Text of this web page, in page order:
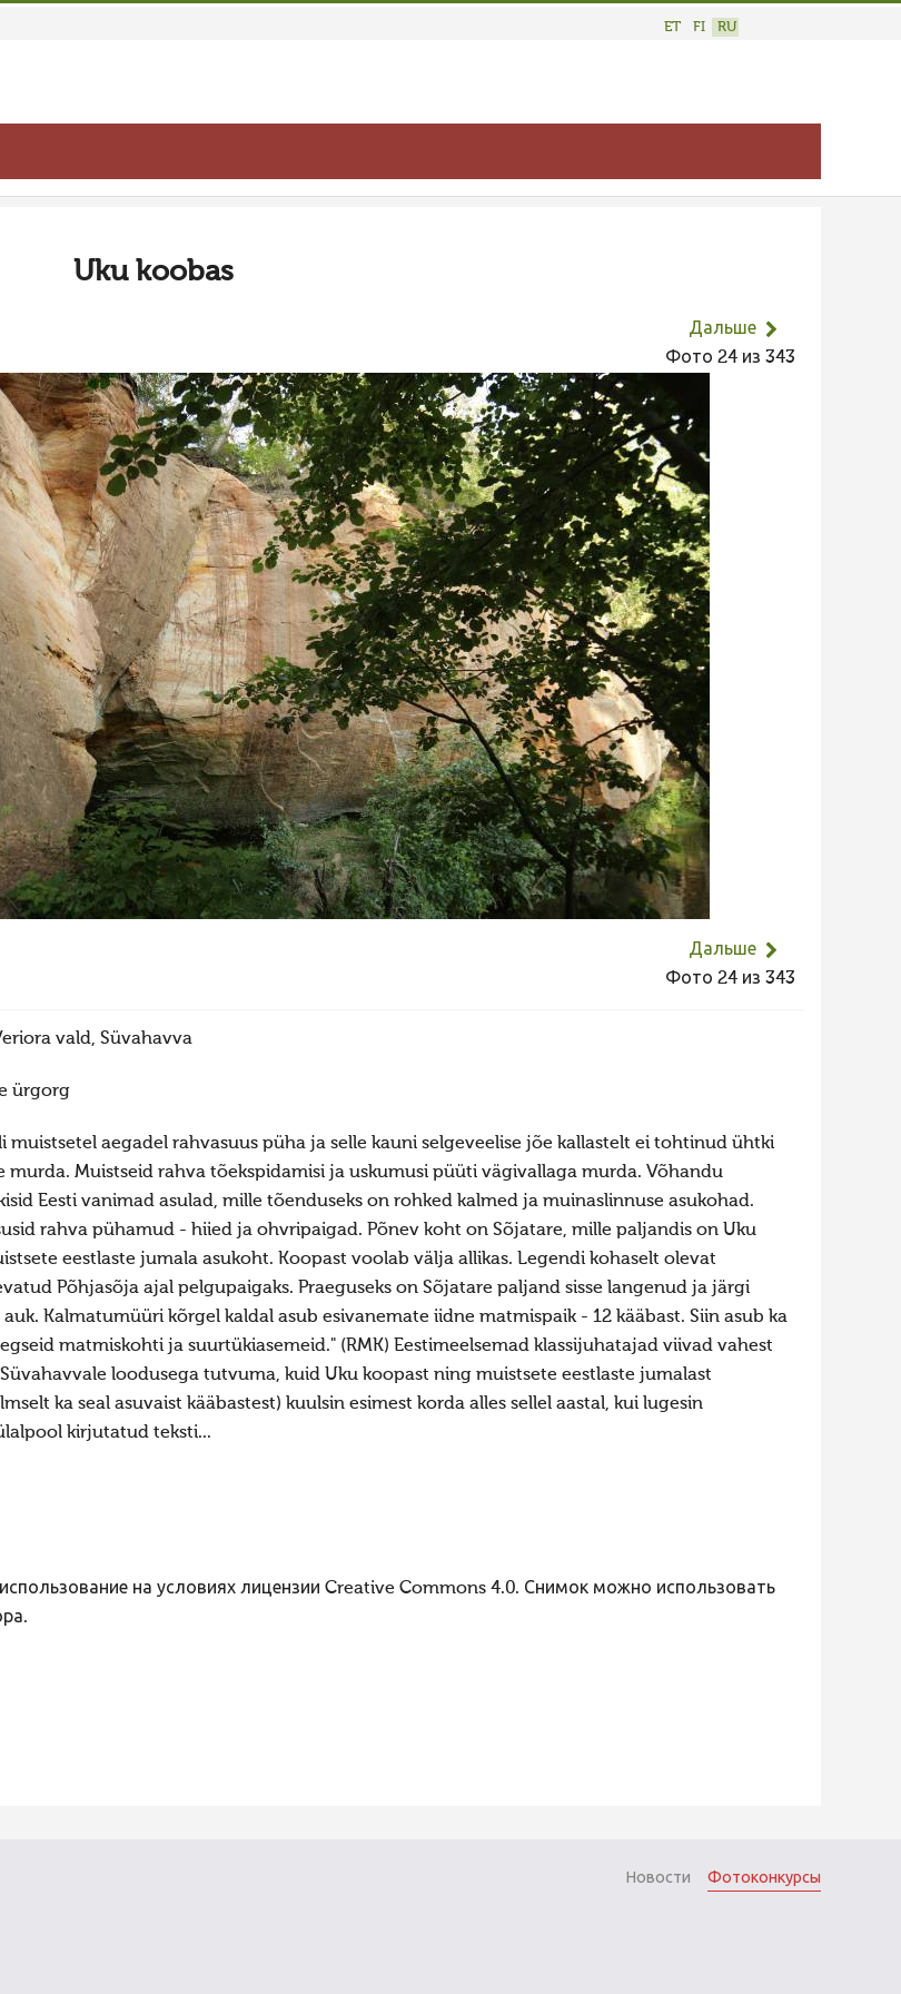
ET FI RU
Uku koobas
Дальше
Фото 24 из 343
Дальше
Фото 24 из 343
vald, Süvahavva
ürgorg
muistsetel aegadel rahvasuus püha ja selle kauni selgeveelise jõe kallastelt ei tohtinud ühtki
murda. Muistseid rahva tõekspidamisi ja uskumusi püüti vägivallaga murda. Võhandu
Eesti vanimad asulad, mille tõenduseks on rohked kalmed ja muinaslinnuse asukohad.
rahva pühamud - hiied ja ohvripaigad. Põnev koht on Sõjatare, mille paljandis on Uku
eestlaste jumala asukoht. Koopast voolab välja allikas. Legendi kohaselt olevat
Põhjasõja ajal pelgupaigaks. Praeguseks on Sõjatare paljand sisse langenud ja järgi
Kalmatumüüri kõrgel kaldal asub esivanemate iidne matmispaik - 12 kääbast. Siin asub ka
matmiskohti ja suurtükiasemeid." (RMK) Eestimeelsemad klassijuhatajad viivad vahest
loodusega tutvuma, kuid Uku koopast ning muistsete eestlaste jumalast
ka seal asuvaist kääbastest) kuulsin esimest korda alles sellel aastal, kui lugesin
kirjutatud teksti...
на условиях лицензии Creative Commons 4.0. Снимок можно использовать
Новости Фотоконкурсы